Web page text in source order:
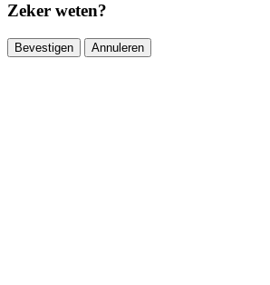
Zeker weten?
Bevestigen Annuleren